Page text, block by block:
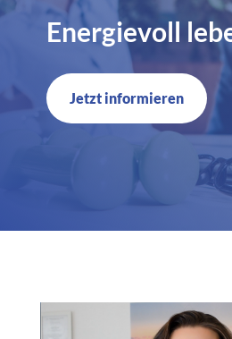
Energievoll
Jetzt informieren